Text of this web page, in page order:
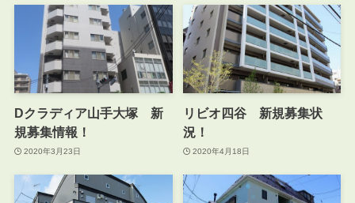
Dクラディア山手大塚 新
規募集情報！
2020年3月23日
リビオ四谷 新規募集状
況！
2020年4月18日